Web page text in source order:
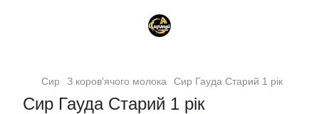
Сир З коров'ячого молока Сир Гауда Старий 1 рік
Сир Гауда Старий 1 рік